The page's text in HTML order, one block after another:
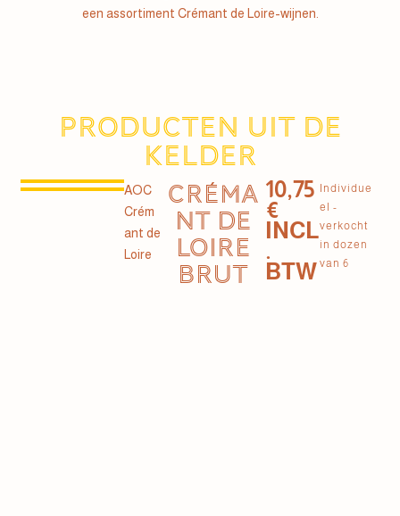
een assortiment Crémant de Loire-wijnen.
Producten uit de
kelder
AOC
Crém
ant de
Loire
CRÉMA
NT DE
LOIRE
BRUT
10,75
€
INCL
.
BTW
Individue
el -
verkocht
in dozen
van 6